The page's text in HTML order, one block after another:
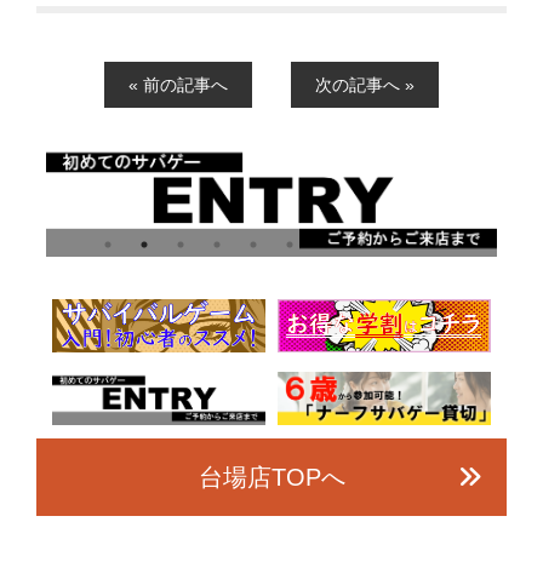
« 前の記事へ 次の記事へ »
台場店TOPへ